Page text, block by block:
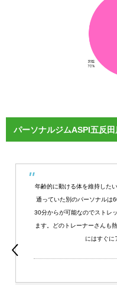
パーソナルジムASPI五反田
年齢的に動ける体を維持した
通っていた別のパーソナルは
30分からが可能なのでストレ
ます。どのトレーナーさんも
にはすぐに